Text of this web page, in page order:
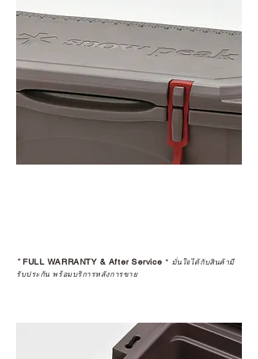
ตัวแทนจำหน่ายที่ได้รับการแต่งตั้ง
เพื่อให้คุณได้รับทั้งสินค้า และ
ประสบการณ์ที่สมบูรณ์แบบในระยะ
ยาว
อ่านต่อเรื่องการรับประกันสินค้าได้
ตรงนี้
https://www.campstudio.co.th/
*FULL WARRANTY & After Service * มั่นใจได้กับสินค้ามี
รับประกัน พร้อมบริการหลังการขาย